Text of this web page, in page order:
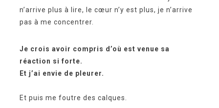
n’arrive plus à lire, le cœur n’y est plus, je n’arrive
pas à me concentrer.
Je crois avoir compris d’où est venue sa
réaction si forte.
Et j’ai envie de pleurer.
Et puis me foutre des calques.